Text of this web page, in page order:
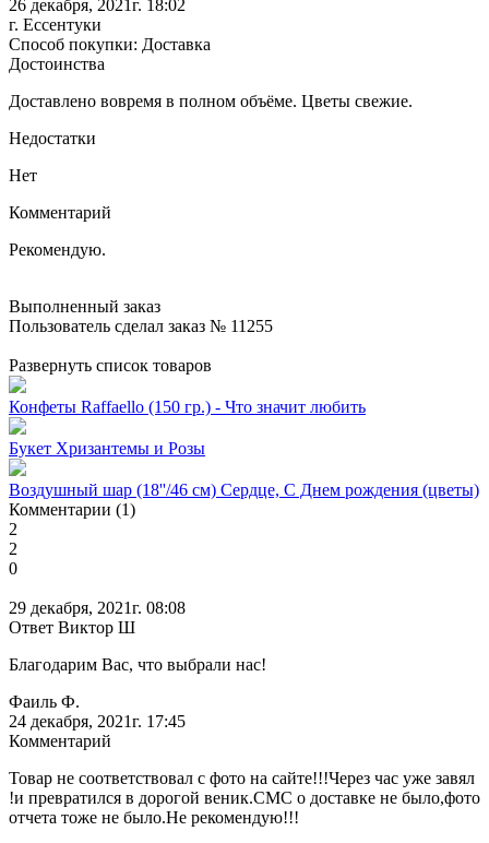
26 декабря, 2021г. 18:02
г. Ессентуки
Способ покупки: Доставка
Достоинства
Доставлено вовремя в полном объёме. Цветы свежие.
Недостатки
Нет
Комментарий
Рекомендую.
Выполненный заказ
Пользователь сделал заказ № 11255
Развернуть список товаров
Конфеты Raffaello (150 гр.) - Что значит любить
Букет Хризантемы и Розы
Воздушный шар (18''/46 см) Сердце, С Днем рождения (цветы)
Комментарии (1)
2
2
0
29 декабря, 2021г. 08:08
Ответ Виктор Ш
Благодарим Вас, что выбрали нас!
Фаиль Ф.
24 декабря, 2021г. 17:45
Комментарий
Товар не соответствовал с фото на сайте!!!Через час уже завял
!и превратился в дорогой веник.СМС о доставке не было,фото
отчета тоже не было.Не рекомендую!!!